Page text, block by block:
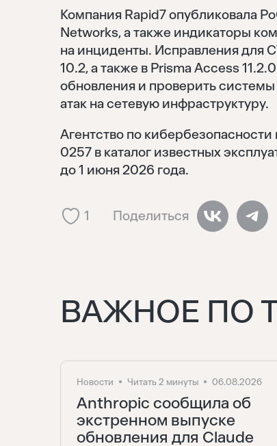
Компания Rapid7 опубликовала
Networks, а также индикаторы
на инциденты. Исправления для
10.2, а также в Prisma Access
обновления и проверить
атак на сетевую инфраструктуру.
Агентство по
0257 в каталог известных
до 1 июня 2026 года.
1 Поделиться
ВАЖНОЕ ПО
Новости Читать 2 минуты 06.08.2026
Anthropic сообщила об
экстренном выпуске
обновления для Claude